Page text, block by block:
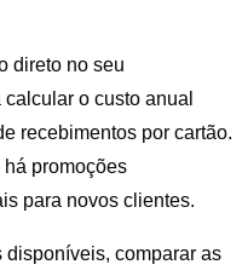
direto no seu
o custo anual
recebimentos por cartão.
há promoções
para novos clientes.
disponíveis, comparar as